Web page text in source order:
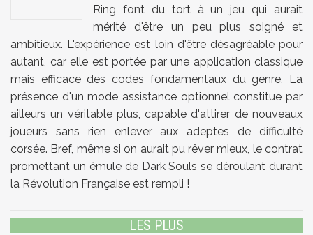
Ring font du tort à un jeu qui aurait
mérité d'être un peu plus soigné et
ambitieux. L'expérience est loin d'être désagréable pour
autant, car elle est portée par une application classique
mais efficace des codes fondamentaux du genre. La
présence d'un mode assistance optionnel constitue par
ailleurs un véritable plus, capable d'attirer de nouveaux
joueurs sans rien enlever aux adeptes de difficulté
corsée. Bref, même si on aurait pu rêver mieux, le contrat
promettant un émule de Dark Souls se déroulant durant
la Révolution Française est rempli !
LES PLUS